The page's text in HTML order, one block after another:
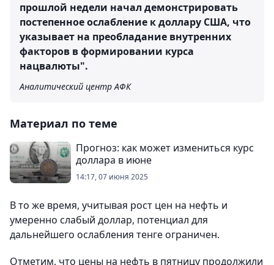
прошлой недели начал демонстрировать
постепенное ослабление к доллару США, что
указывает на преобладание внутренних
факторов в формировании курса
нацвалюты".
Аналитический центр АФК
Материал по теме
Прогноз: как может измениться курс
доллара в июне
14:17, 07 июня 2025
В то же время, учитывая рост цен на нефть и
умеренно слабый доллар, потенциал для
дальнейшего ослабления тенге ограничен.
Отметим, что цены на нефть в пятницу продолжили